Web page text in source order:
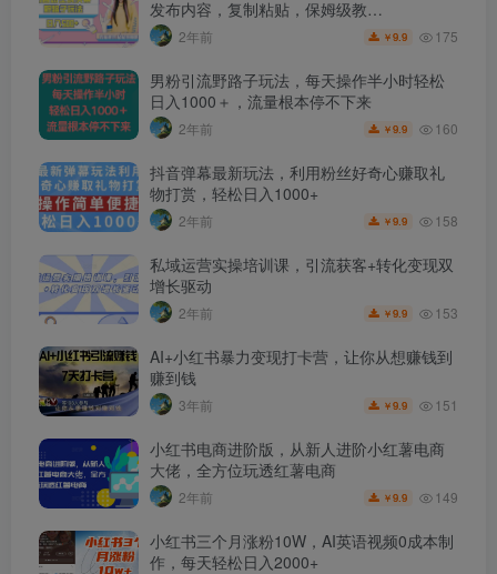
发布内容，复制粘贴，保姆级教…
2年前 ￥9.9 175
男粉引流野路子玩法，每天操作半小时轻松
日入1000＋，流量根本停不下来
2年前 ￥9.9 160
抖音弹幕最新玩法，利用粉丝好奇心赚取礼
物打赏，轻松日入1000+
2年前 ￥9.9 158
私域运营实操培训课，引流获客+转化变现双
增长驱动
2年前 ￥9.9 153
AI+小红书暴力变现打卡营，让你从想赚钱到
赚到钱
3年前 ￥9.9 151
小红书电商进阶版，从新人进阶小红薯电商
大佬，全方位玩透红薯电商
2年前 ￥9.9 149
小红书三个月涨粉10W，AI英语视频0成本制
作，每天轻松日入2000+